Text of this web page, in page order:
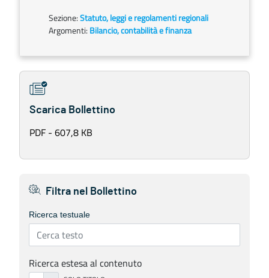
Sezione:Statuto, leggi e regolamenti regionali
Argomenti: Bilancio, contabilità e finanza
Scarica Bollettino
PDF - 607,8 KB
Filtra nel Bollettino
Ricerca testuale
Ricerca estesa al contenuto